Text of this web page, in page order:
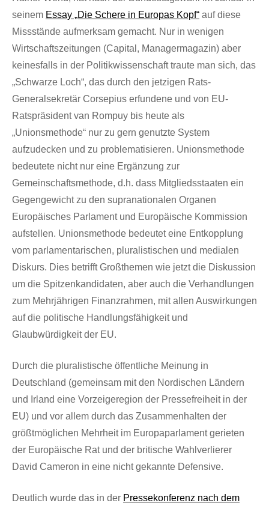
seinem Essay „Die Schere in Europas Kopf“ auf diese
Missstände aufmerksam gemacht. Nur in wenigen
Wirtschaftszeitungen (Capital, Managermagazin) aber
keinesfalls in der Politikwissenschaft traute man sich, das
„Schwarze Loch“, das durch den jetzigen Rats-
Generalsekretär Corsepius erfundene und von EU-
Ratspräsident van Rompuy bis heute als
„Unionsmethode“ nur zu gern genutzte System
aufzudecken und zu problematisieren. Unionsmethode
bedeutete nicht nur eine Ergänzung zur
Gemeinschaftsmethode, d.h. dass Mitgliedsstaaten ein
Gegengewicht zu den supranationalen Organen
Europäisches Parlament und Europäische Kommission
aufstellen. Unionsmethode bedeutet eine Entkopplung
vom parlamentarischen, pluralistischen und medialen
Diskurs. Dies betrifft Großthemen wie jetzt die Diskussion
um die Spitzenkandidaten, aber auch die Verhandlungen
zum Mehrjährigen Finanzrahmen, mit allen Auswirkungen
auf die politische Handlungsfähigkeit und
Glaubwürdigkeit der EU.
Durch die pluralistische öffentliche Meinung in
Deutschland (gemeinsam mit den Nordischen Ländern
und Irland eine Vorzeigeregion der Pressefreiheit in der
EU) und vor allem durch das Zusammenhalten der
größtmöglichen Mehrheit im Europaparlament gerieten
der Europäische Rat und der britische Wahlverlierer
David Cameron in eine nicht gekannte Defensive.
Deutlich wurde das in der Pressekonferenz nach dem